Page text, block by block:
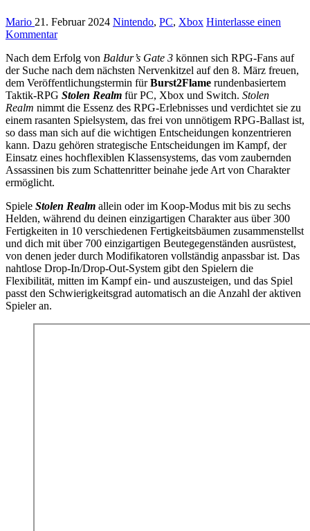
Mario 21. Februar 2024 Nintendo, PC, Xbox Hinterlasse einen
Kommentar
Nach dem Erfolg von Baldur’s Gate 3 können sich RPG-Fans auf
der Suche nach dem nächsten Nervenkitzel auf den 8. März freuen,
dem Veröffentlichungstermin fürBurst2Flame rundenbasiertem
Taktik-RPG Stolen Realm für PC, Xbox und Switch. Stolen
Realm nimmt die Essenz des RPG-Erlebnisses und verdichtet sie zu
einem rasanten Spielsystem, das frei von unnötigem RPG-Ballast ist,
so dass man sich auf die wichtigen Entscheidungen konzentrieren
kann. Dazu gehören strategische Entscheidungen im Kampf, der
Einsatz eines hochflexiblen Klassensystems, das vom zaubernden
Assassinen bis zum Schattenritter beinahe jede Art von Charakter
ermöglicht.
Spiele Stolen Realm allein oder im Koop-Modus mit bis zu sechs
Helden, während du deinen einzigartigen Charakter aus über 300
Fertigkeiten in 10 verschiedenen Fertigkeitsbäumen zusammenstellst
und dich mit über 700 einzigartigen Beutegegenständen ausrüstest,
von denen jeder durch Modifikatoren vollständig anpassbar ist. Das
nahtlose Drop-In/Drop-Out-System gibt den Spielern die
Flexibilität, mitten im Kampf ein- und auszusteigen, und das Spiel
passt den Schwierigkeitsgrad automatisch an die Anzahl der aktiven
Spieler an.